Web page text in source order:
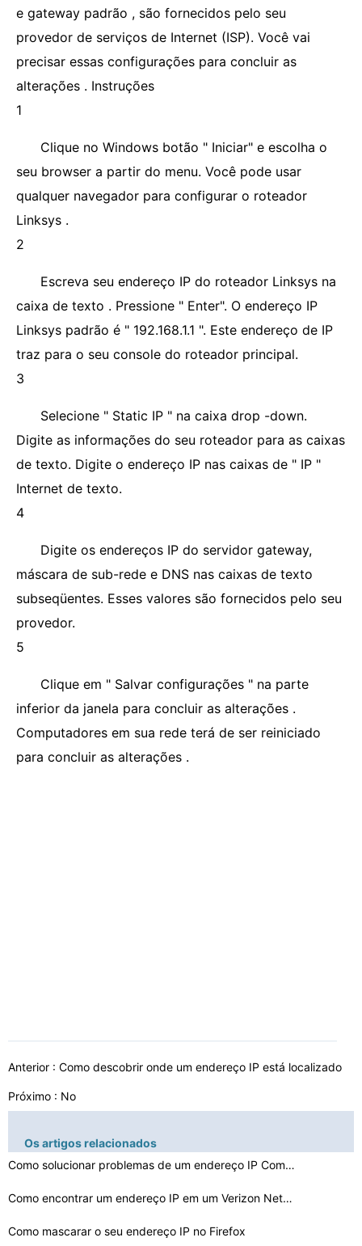
e gateway padrão , são fornecidos pelo seu
provedor de serviços de Internet (ISP). Você vai
precisar essas configurações para concluir as
alterações . Instruções
1
Clique no Windows botão " Iniciar" e escolha o
seu browser a partir do menu. Você pode usar
qualquer navegador para configurar o roteador
Linksys .
2
Escreva seu endereço IP do roteador Linksys na
caixa de texto . Pressione " Enter". O endereço IP
Linksys padrão é " 192.168.1.1 ". Este endereço de IP
traz para o seu console do roteador principal.
3
Selecione " Static IP " na caixa drop -down.
Digite as informações do seu roteador para as caixas
de texto. Digite o endereço IP nas caixas de " IP "
Internet de texto.
4
Digite os endereços IP do servidor gateway,
máscara de sub-rede e DNS nas caixas de texto
subseqüentes. Esses valores são fornecidos pelo seu
provedor.
5
Clique em " Salvar configurações " na parte
inferior da janela para concluir as alterações .
Computadores em sua rede terá de ser reiniciado
para concluir as alterações .
Anterior : Como descobrir onde um endereço IP está localizado
Próximo : No
Os artigos relacionados
Como solucionar problemas de um endereço IP Comcast
Como encontrar um endereço IP em um Verizon Netbook
Como mascarar o seu endereço IP no Firefox